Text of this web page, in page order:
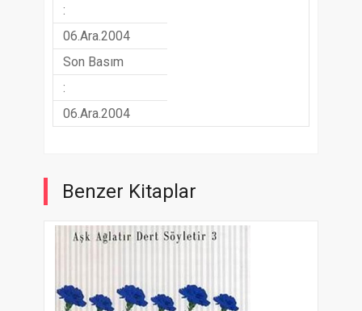
:
06.Ara.2004
Son Basım
:
06.Ara.2004
Benzer Kitaplar